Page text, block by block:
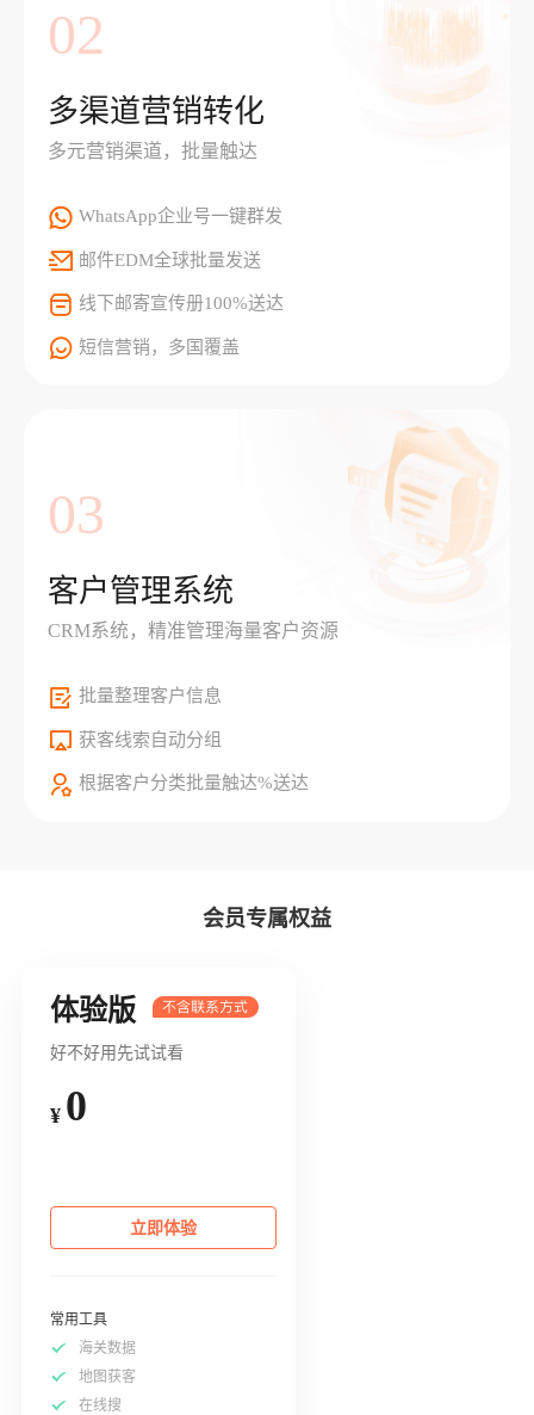
02
多渠道营销转化
多元营销渠道，批量触达
WhatsApp企业号一键群发
邮件EDM全球批量发送
线下邮寄宣传册100%送达
短信营销，多国覆盖
03
客户管理系统
CRM系统，精准管理海量客户资源
批量整理客户信息
获客线索自动分组
根据客户分类批量触达%送达
会员专属权益
体验版
好不好用先试试看
¥ 0
立即体验
常用工具
海关数据
地图获客
在线搜